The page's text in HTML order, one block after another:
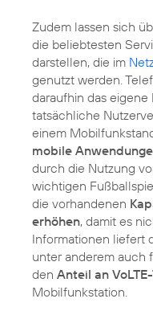
Zudem lassen sich
die beliebtesten
darstellen, die im
genutzt werden.
daraufhin das
tatsächliche
einem
mobile
durch die Nutzung
wichtigen
die vorhandenen
erhöhen, damit es
Informationen liefert
unter anderem auch
den Anteil an
Mobilfunkstation.